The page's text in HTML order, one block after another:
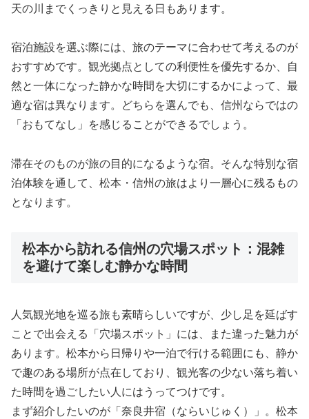
天の川までくっきりと見える日もあります。
宿泊施設を選ぶ際には、旅のテーマに合わせて考えるのが
おすすめです。観光拠点としての利便性を優先するか、自
然と一体になった静かな時間を大切にするかによって、最
適な宿は異なります。どちらを選んでも、信州ならではの
「おもてなし」を感じることができるでしょう。
滞在そのものが旅の目的になるような宿。そんな特別な宿
泊体験を通して、松本・信州の旅はより一層心に残るもの
となります。
松本から訪れる信州の穴場スポット：混雑
を避けて楽しむ静かな時間
人気観光地を巡る旅も素晴らしいですが、少し足を延ばす
ことで出会える「穴場スポット」には、また違った魅力が
あります。松本から日帰りや一泊で行ける範囲にも、静か
で趣のある場所が点在しており、観光客の少ない落ち着い
た時間を過ごしたい人にはうってつけです。
まず紹介したいのが「奈良井宿（ならいじゅく）」。松本